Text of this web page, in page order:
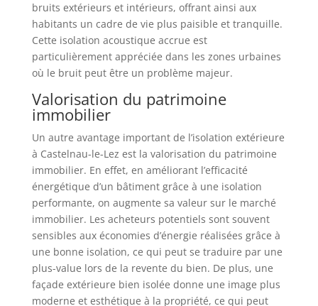
bruits extérieurs et intérieurs, offrant ainsi aux
habitants un cadre de vie plus paisible et tranquille.
Cette isolation acoustique accrue est
particulièrement appréciée dans les zones urbaines
où le bruit peut être un problème majeur.
Valorisation du patrimoine
immobilier
Un autre avantage important de l’isolation extérieure
à Castelnau-le-Lez est la valorisation du patrimoine
immobilier. En effet, en améliorant l’efficacité
énergétique d’un bâtiment grâce à une isolation
performante, on augmente sa valeur sur le marché
immobilier. Les acheteurs potentiels sont souvent
sensibles aux économies d’énergie réalisées grâce à
une bonne isolation, ce qui peut se traduire par une
plus-value lors de la revente du bien. De plus, une
façade extérieure bien isolée donne une image plus
moderne et esthétique à la propriété, ce qui peut